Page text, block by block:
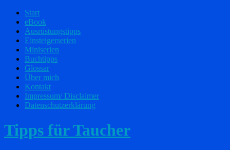
Start
eBook
Ausrüstungstipps
Einsteigerserien
Miniserien
Buchtipps
Glossar
Über mich
Kontakt
Impressum/ Disclaimer
Datenschutzerklärung
Tipps für Taucher